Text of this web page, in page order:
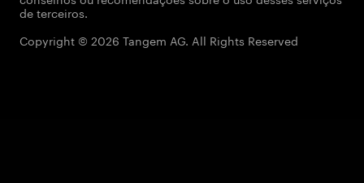
de terceiros.